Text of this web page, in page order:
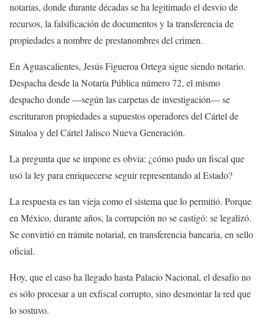
notarías, donde durante décadas se ha legitimado el desvío de
recursos, la falsificación de documentos y la transferencia de
propiedades a nombre de prestanombres del crimen.
En Aguascalientes, Jesús Figueroa Ortega sigue siendo notario.
Despacha desde la Notaría Pública número 72, el mismo
despacho donde —según las carpetas de investigación— se
escrituraron propiedades a supuestos operadores del Cártel de
Sinaloa y del Cártel Jalisco Nueva Generación.
La pregunta que se impone es obvia: ¿cómo pudo un fiscal que
usó la ley para enriquecerse seguir representando al Estado?
La respuesta es tan vieja como el sistema que lo permitió. Porque
en México, durante años, la corrupción no se castigó: se legalizó.
Se convirtió en trámite notarial, en transferencia bancaria, en sello
oficial.
Hoy, que el caso ha llegado hasta Palacio Nacional, el desafío no
es sólo procesar a un exfiscal corrupto, sino desmontar la red que
lo sostuvo.